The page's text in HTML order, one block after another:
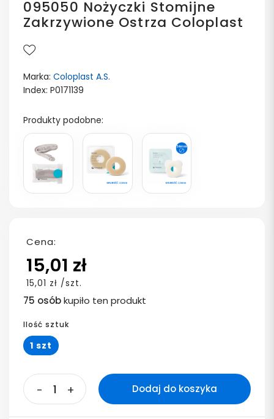
095050 Nożyczki Stomijne
Zakrzywione Ostrza Coloplast
Marka: Coloplast A.S.
Index: P0171139
Produkty podobne:
Cena:
15,01 zł
15,01 zł /szt.
75 osóbkupiło ten produkt
Ilość sztuk
1 szt
- + Dodaj do koszyka